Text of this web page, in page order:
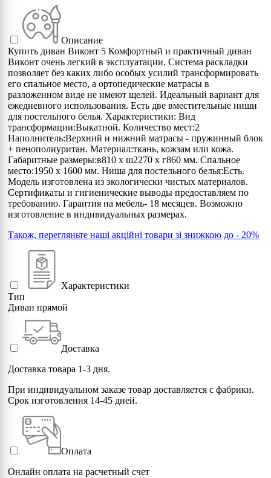
Описание
Купить диван Виконт 5 Комфортный и практичный диван
Виконт очень легкий в эксплуатации. Система раскладки
позволяет без каких либо особых усилий трансформировать
его спальное место, а ортопедические матрасы в
разложенном виде не имеют щелей. Идеальный вариант для
ежедневного использования. Есть две вместительные ниши
для постельного белья. Характеристики: Вид
трансформации:Выкатной. Количество мест:2
Наполнитель:Верхний и нижний матрасы - пружинный блок
+ пенополиуритан. Материал:ткань, кожзам или кожа.
Габаритные размеры:в810 х ш2270 х г860 мм. Спальное
место:1950 х 1600 мм. Ниша для постельного белья:Есть.
Модель изготовлена из экологически чистых материалов.
Сертификаты и гигиенические выводы предоставляем по
требованию. Гарантия на мебель- 18 месяцев. Возможно
изготовление в индивидуальных размерах.
Також, перегляньте наші акційні товари зі знижкою до - 20%
Характеристики
Тип
Диван прямой
Доставка
Доставка товара 1-3 дня.
При индивидуальном заказе товар доставляется с фабрики.
Срок изготовления 14-45 дней.
Оплата
Онлайн оплата на расчетный счет